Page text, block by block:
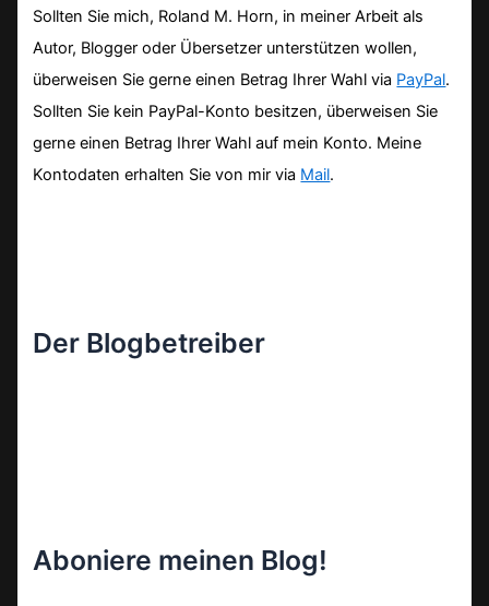
Sollten Sie mich, Roland M. Horn, in meiner Arbeit als
Autor, Blogger oder Übersetzer unterstützen wollen,
überweisen Sie gerne einen Betrag Ihrer Wahl via PayPal.
Sollten Sie kein PayPal-Konto besitzen, überweisen Sie
gerne einen Betrag Ihrer Wahl auf mein Konto. Meine
Kontodaten erhalten Sie von mir via Mail.
Der Blogbetreiber
Aboniere meinen Blog!